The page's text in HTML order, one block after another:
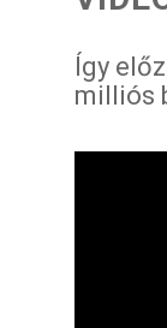
Így
milliós